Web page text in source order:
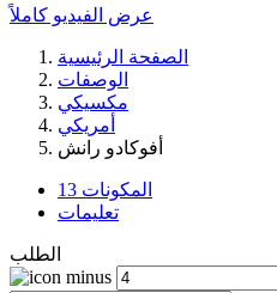
عرض الفيديو كاملاً
الصفحة الرئيسية
الوصفات
مكسيكي
أمريكي
أفوكادو رانش
المكونات 13
تعليمات
الطلب